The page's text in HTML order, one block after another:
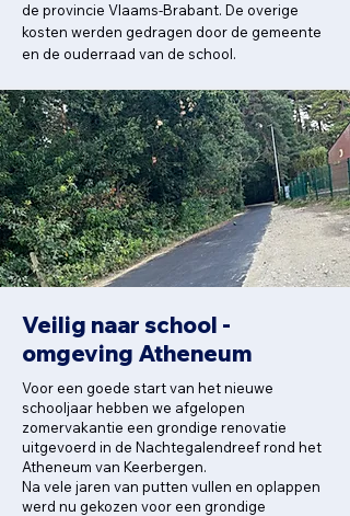
de provincie Vlaams-Brabant. De overige
kosten werden gedragen door de gemeente
en de ouderraad van de school.
Veilig naar school -
omgeving Atheneum
Voor een goede start van het nieuwe
schooljaar hebben we afgelopen
zomervakantie een grondige renovatie
uitgevoerd in de Nachtegalendreef rond het
Atheneum van Keerbergen.
Na vele jaren van putten vullen en oplappen
werd nu gekozen voor een grondige